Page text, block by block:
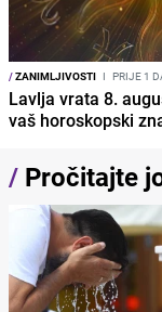
/ZANIMLJIVOSTI I PRIJE 1
Lavlja vrata 8.
vaš horoskopski
/ Pročitajte